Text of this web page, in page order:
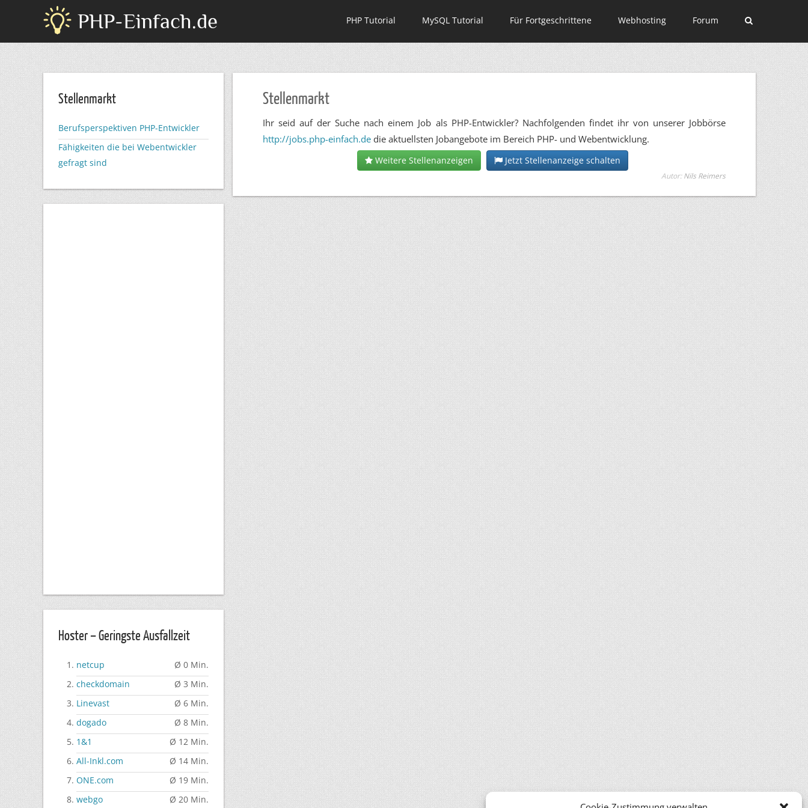
PHP-Einfach.de PHP Tutorial MySQL Tutorial Für Fortgeschrittene Webhosting Forum
Stellenmarkt
Ihr seid auf der Suche nach einem Job als PHP-Entwickler? Nachfolgenden findet ihr von unserer Jobbörse
http://jobs.php-einfach.de die aktuellsten Jobangebote im Bereich PHP- und Webentwicklung.
Weitere Stellenanzeigen Jetzt Stellenanzeige schalten
Autor:Nils Reimers
Stellenmarkt
Berufsperspektiven PHP-Entwickler
Fähigkeiten die bei Webentwickler
gefragt sind
Hoster – Geringste Ausfallzeit
netcup
Ø 0 Min.
checkdomain
Ø 3 Min.
Linevast
Ø 6 Min.
dogado
Ø 8 Min.
1&1
Ø 12 Min.
All-Inkl.com
Ø 14 Min.
ONE.com
Ø 19 Min.
webgo
Ø 20 Min.